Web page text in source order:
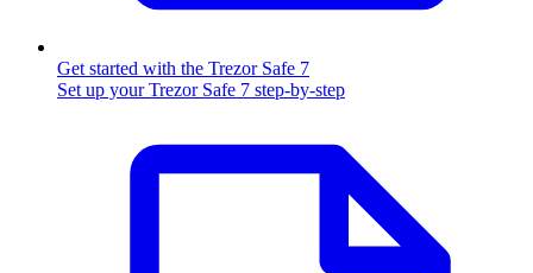
Get started with the Trezor Safe 7
Set up your Trezor Safe 7 step-by-step